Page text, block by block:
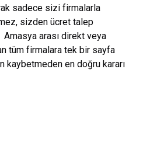
sadece sizi firmalarla
sizden ücret talep
Amasya arası direkt veya
tüm firmalara tek bir sayfa
kaybetmeden en doğru kararı